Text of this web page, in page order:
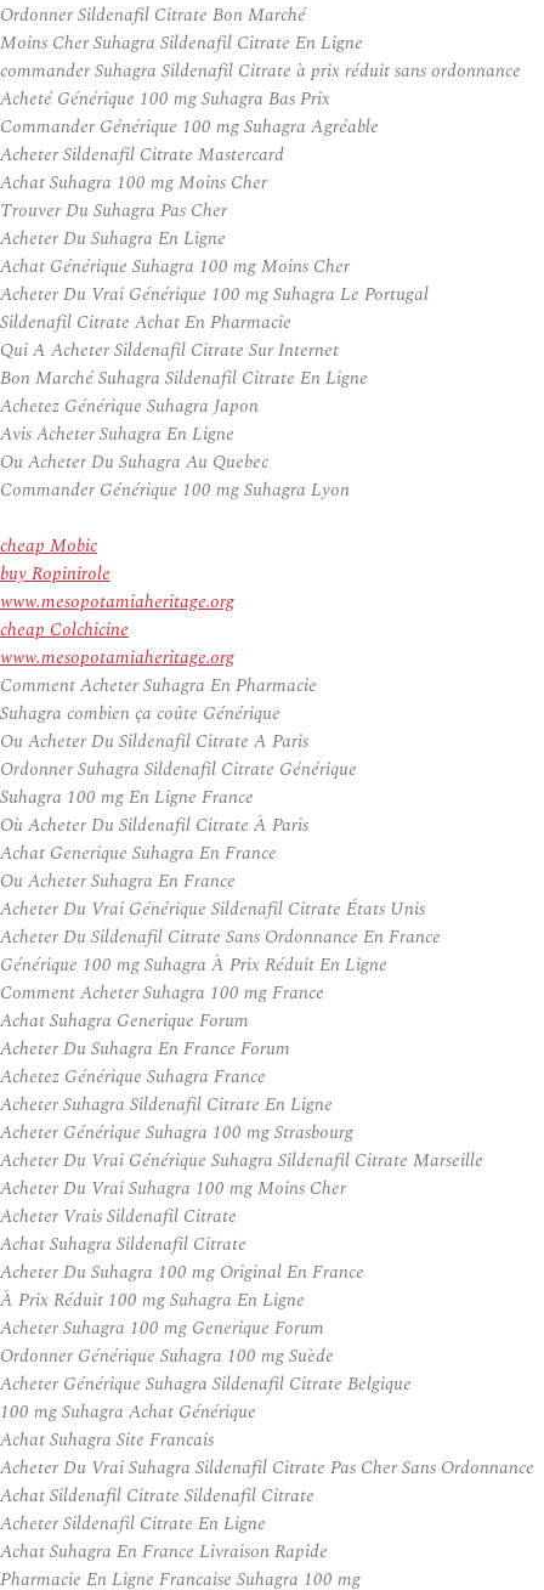
Ordonner Sildenafil Citrate Bon Marché
Moins Cher Suhagra Sildenafil Citrate En Ligne
commander Suhagra Sildenafil Citrate à prix réduit sans ordonnance
Acheté Générique 100 mg Suhagra Bas Prix
Commander Générique 100 mg Suhagra Agréable
Acheter Sildenafil Citrate Mastercard
Achat Suhagra 100 mg Moins Cher
Trouver Du Suhagra Pas Cher
Acheter Du Suhagra En Ligne
Achat Générique Suhagra 100 mg Moins Cher
Acheter Du Vrai Générique 100 mg Suhagra Le Portugal
Sildenafil Citrate Achat En Pharmacie
Qui A Acheter Sildenafil Citrate Sur Internet
Bon Marché Suhagra Sildenafil Citrate En Ligne
Achetez Générique Suhagra Japon
Avis Acheter Suhagra En Ligne
Ou Acheter Du Suhagra Au Quebec
Commander Générique 100 mg Suhagra Lyon
cheap Mobic
buy Ropinirole
www.mesopotamiaheritage.org
cheap Colchicine
www.mesopotamiaheritage.org
Comment Acheter Suhagra En Pharmacie
Suhagra combien ça coûte Générique
Ou Acheter Du Sildenafil Citrate A Paris
Ordonner Suhagra Sildenafil Citrate Générique
Suhagra 100 mg En Ligne France
Où Acheter Du Sildenafil Citrate À Paris
Achat Generique Suhagra En France
Ou Acheter Suhagra En France
Acheter Du Vrai Générique Sildenafil Citrate États Unis
Acheter Du Sildenafil Citrate Sans Ordonnance En France
Générique 100 mg Suhagra À Prix Réduit En Ligne
Comment Acheter Suhagra 100 mg France
Achat Suhagra Generique Forum
Acheter Du Suhagra En France Forum
Achetez Générique Suhagra France
Acheter Suhagra Sildenafil Citrate En Ligne
Acheter Générique Suhagra 100 mg Strasbourg
Acheter Du Vrai Générique Suhagra Sildenafil Citrate Marseille
Acheter Du Vrai Suhagra 100 mg Moins Cher
Acheter Vrais Sildenafil Citrate
Achat Suhagra Sildenafil Citrate
Acheter Du Suhagra 100 mg Original En France
À Prix Réduit 100 mg Suhagra En Ligne
Acheter Suhagra 100 mg Generique Forum
Ordonner Générique Suhagra 100 mg Suède
Acheter Générique Suhagra Sildenafil Citrate Belgique
100 mg Suhagra Achat Générique
Achat Suhagra Site Francais
Acheter Du Vrai Suhagra Sildenafil Citrate Pas Cher Sans Ordonnance
Achat Sildenafil Citrate Sildenafil Citrate
Acheter Sildenafil Citrate En Ligne
Achat Suhagra En France Livraison Rapide
Pharmacie En Ligne Francaise Suhagra 100 mg